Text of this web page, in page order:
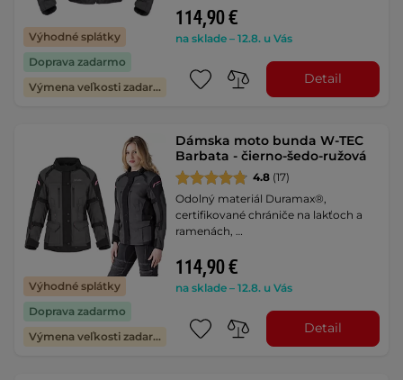
Výhodné splátky
Doprava zadarmo
Výmena veľkosti zadarmo
114,90 €
na sklade – 12.8. u Vás
Detail
Výhodné splátky
Doprava zadarmo
Výmena veľkosti zadarmo
Dámska moto bunda W-TEC
Barbata - čierno-šedo-ružová
4.8 (17)
Odolný materiál Duramax®,
certifikované chrániče na lakťoch a
ramenách, …
114,90 €
na sklade – 12.8. u Vás
Detail